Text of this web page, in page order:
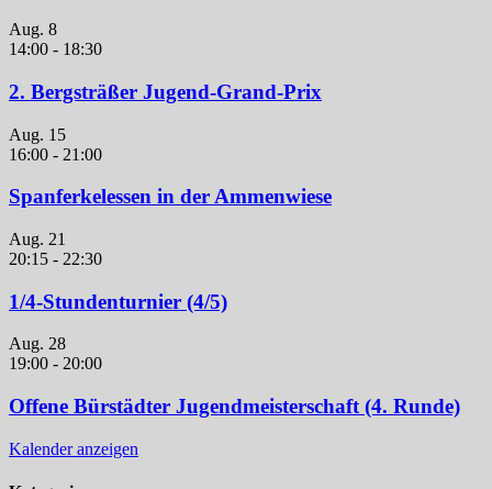
Aug. 8
14:00 - 18:30
2. Bergsträßer Jugend-Grand-Prix
Aug. 15
16:00 - 21:00
Spanferkelessen in der Ammenwiese
Aug. 21
20:15 - 22:30
1/4-Stundenturnier (4/5)
Aug. 28
19:00 - 20:00
Offene Bürstädter Jugendmeisterschaft (4. Runde)
Kalender anzeigen